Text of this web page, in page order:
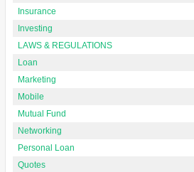
Insurance
Investing
LAWS & REGULATIONS
Loan
Marketing
Mobile
Mutual Fund
Networking
Personal Loan
Quotes